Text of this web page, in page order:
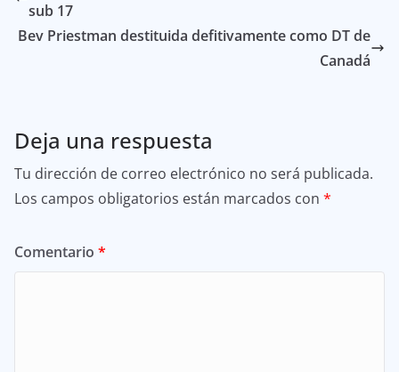
sub 17
Bev Priestman destituida defitivamente como DT de
Canadá
Deja una respuesta
Tu dirección de correo electrónico no será publicada.
Los campos obligatorios están marcados con *
Comentario *